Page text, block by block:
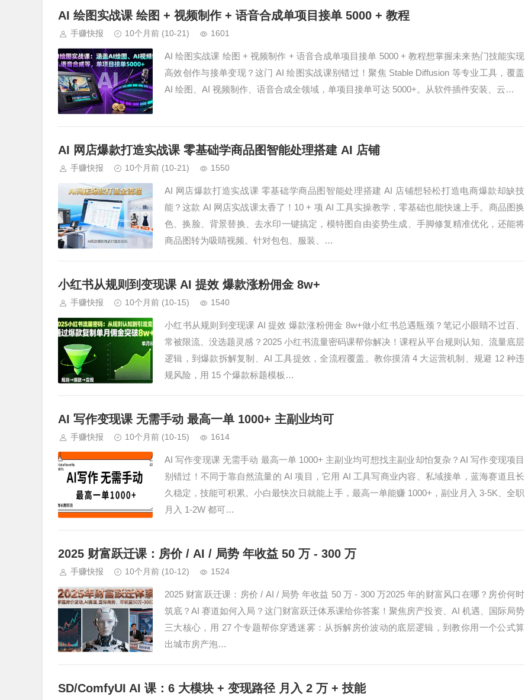
AI 绘图实战课 绘图 + 视频制作 + 语音合成单项目接单 5000 + 教程
手赚快报 10个月前 (10-21) 1601
AI 绘图实战课 绘图 + 视频制作 + 语音合成单项目接单 5000 + 教程想掌握未来热门技能实现
高效创作与接单变现？这门 AI 绘图实战课别错过！聚焦 Stable Diffusion 等专业工具，覆盖
AI 绘图、AI 视频制作、语音合成全领域，单项目接单可达 5000+。从软件插件安装、云…
AI 网店爆款打造实战课 零基础学商品图智能处理搭建 AI 店铺
手赚快报 10个月前 (10-21) 1550
AI 网店爆款打造实战课 零基础学商品图智能处理搭建 AI 店铺想轻松打造电商爆款却缺技
能？这款 AI 网店实战课太香了！10 + 项 AI 工具实操教学，零基础也能快速上手。商品图换
色、换脸、背景替换、去水印一键搞定，模特图自由姿势生成、手脚修复精准优化，还能将
商品图转为吸睛视频。针对包包、服装、…
小红书从规则到变现课 AI 提效 爆款涨粉佣金 8w+
手赚快报 10个月前 (10-15) 1540
小红书从规则到变现课 AI 提效 爆款涨粉佣金 8w+做小红书总遇瓶颈？笔记小眼睛不过百、
常被限流、没选题灵感？2025 小红书流量密码课帮你解决！课程从平台规则认知、流量底层
逻辑，到爆款拆解复制、AI 工具提效，全流程覆盖。教你摸清 4 大运营机制、规避 12 种违
规风险，用 15 个爆款标题模板…
AI 写作变现课 无需手动 最高一单 1000+ 主副业均可
手赚快报 10个月前 (10-15) 1614
AI 写作变现课 无需手动 最高一单 1000+ 主副业均可想找主副业却怕复杂？AI 写作变现项目
别错过！不同于靠自然流量的 AI 项目，它用 AI 工具写商业内容、私域接单，蓝海赛道且长
久稳定，技能可积累。小白最快次日就能上手，最高一单能赚 1000+，副业月入 3-5K、全职
月入 1-2W 都可…
2025 财富跃迁课：房价 / AI / 局势 年收益 50 万 - 300 万
手赚快报 10个月前 (10-12) 1524
2025 财富跃迁课：房价 / AI / 局势 年收益 50 万 - 300 万2025 年的财富风口在哪？房价何时
筑底？AI 赛道如何入局？这门财富跃迁体系课给你答案！聚焦房产投资、AI 机遇、国际局势
三大核心，用 27 个专题帮你穿透迷雾：从拆解房价波动的底层逻辑，到教你用一个公式算
出城市房产泡…
SD/ComfyUI AI 课：6 大模块 + 变现路径 月入 2 万 + 技能